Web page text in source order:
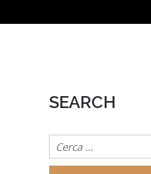
SEARCH
Ricerca
per: